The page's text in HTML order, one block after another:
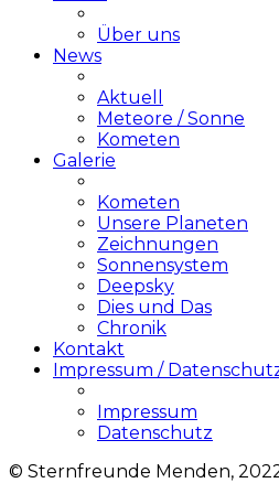
Über uns
News
Aktuell
Meteore / Sonne
Kometen
Galerie
Kometen
Unsere Planeten
Zeichnungen
Sonnensystem
Deepsky
Dies und Das
Chronik
Kontakt
Impressum /
Impressum
Datenschutz
© Sternfreunde Menden,